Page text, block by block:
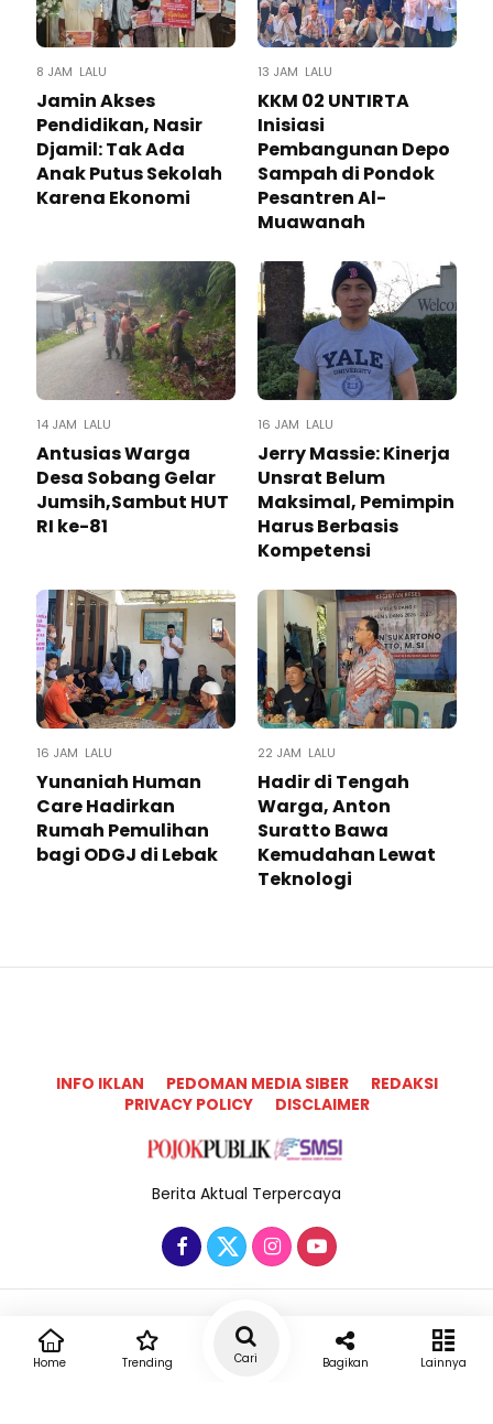
8 JAM LALU
Jamin Akses
Pendidikan, Nasir
Djamil: Tak Ada
Anak Putus Sekolah
Karena Ekonomi
13 JAM LALU
KKM 02 UNTIRTA
Inisiasi
Pembangunan Depo
Sampah di Pondok
Pesantren Al-
Muawanah
14 JAM LALU
Antusias Warga
Desa Sobang Gelar
Jumsih,Sambut HUT
RI ke-81
16 JAM LALU
Jerry Massie: Kinerja
Unsrat Belum
Maksimal, Pemimpin
Harus Berbasis
Kompetensi
16 JAM LALU
Yunaniah Human
Care Hadirkan
Rumah Pemulihan
bagi ODGJ di Lebak
22 JAM LALU
Hadir di Tengah
Warga, Anton
Suratto Bawa
Kemudahan Lewat
Teknologi ​
INFO IKLAN PEDOMAN MEDIA SIBER
REDAKSI
PRIVACY POLICY
DISCLAIMER
Berita Aktual Terpercaya
Copyright @2025 Pojok Publik All Rights Reserved
Home Trending Cari Bagikan Lainnya